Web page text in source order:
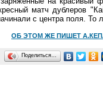
матч дублеров
с центра поля. То
ОБ ЭТОМ ЖЕ ПИШЕТ
Поделиться…